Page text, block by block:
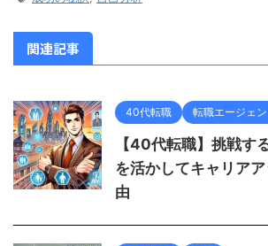
関連記事
40代転職 転職エージェン
【40代転職】挑戦す
を活かしてキャリア
由